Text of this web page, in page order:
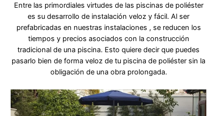
Entre las primordiales virtudes de las piscinas de poliéster
es su desarrollo de instalación veloz y fácil. Al ser
prefabricadas en nuestras instalaciones , se reducen los
tiempos y precios asociados con la construcción
tradicional de una piscina. Esto quiere decir que puedes
pasarlo bien de forma veloz de tu piscina de poliéster sin la
obligación de una obra prolongada.